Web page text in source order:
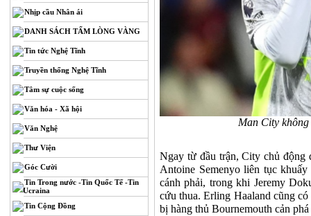
Nhịp cầu Nhân ái
DANH SÁCH TẤM LÒNG VÀNG
Tin tức Nghệ Tĩnh
Truyền thống Nghệ Tĩnh
Tâm sự cuộc sống
Văn hóa - Xã hội
Văn Nghệ
Thư Viện
Góc Cười
Tin Trong nước -Tin Quốc Tế -Tin
Ucraina
Tin Cộng Đồng
Man City
Ngay từ đầu trận, City chủ động
Antoine Semenyo liên tục
cánh phải, trong khi Jeremy
cứu thua. Erling Haaland cũng
bị hàng thủ Bournemouth cản